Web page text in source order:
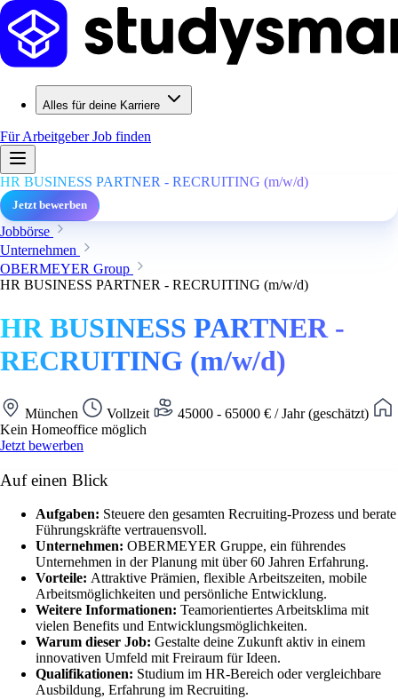
Alles für deine Karriere
Für ArbeitgeberJob finden
HR BUSINESS PARTNER - RECRUITING (m/w/d)
Jetzt bewerben
Jobbörse
Unternehmen
OBERMEYER Group
HR BUSINESS PARTNER - RECRUITING (m/w/d)
HR BUSINESS PARTNER -
RECRUITING (m/w/d)
München Vollzeit
45000 - 65000 € / Jahr (geschätzt)
Kein Homeoffice möglich
Jetzt bewerben
Auf einen Blick
Aufgaben: Steuere den gesamten Recruiting-Prozess und berate
Führungskräfte vertrauensvoll.
Unternehmen: OBERMEYER Gruppe, ein führendes
Unternehmen in der Planung mit über 60 Jahren Erfahrung.
Vorteile: Attraktive Prämien, flexible Arbeitszeiten, mobile
Arbeitsmöglichkeiten und persönliche Entwicklung.
Weitere Informationen: Teamorientiertes Arbeitsklima mit
vielen Benefits und Entwicklungsmöglichkeiten.
Warum dieser Job: Gestalte deine Zukunft aktiv in einem
innovativen Umfeld mit Freiraum für Ideen.
Qualifikationen: Studium im HR-Bereich oder vergleichbare
Ausbildung, Erfahrung im Recruiting.